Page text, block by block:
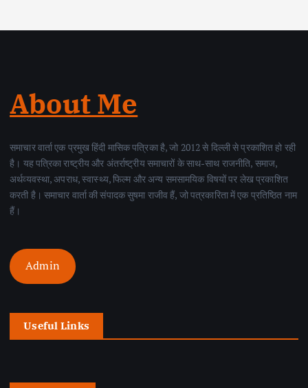
About Me
समाचार वार्ता एक प्रमुख हिंदी मासिक पत्रिका है, जो 2012 से दिल्ली से प्रकाशित हो रही
है। यह पत्रिका राष्ट्रीय और अंतर्राष्ट्रीय समाचारों के साथ-साथ राजनीति, समाज,
अर्थव्यवस्था, अपराध, स्वास्थ्य, फिल्म और अन्य समसामयिक विषयों पर लेख प्रकाशित
करती है। समाचार वार्ता की संपादक सुषमा राजीव हैं, जो पत्रकारिता में एक प्रतिष्ठित नाम
हैं।
Admin
Useful Links